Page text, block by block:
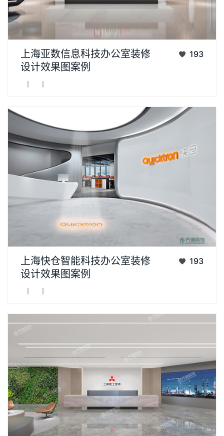
颁发机构亚数TrustAsia，构建品牌科技办公空间案例分享。亚洲
上海亚数信息科技办公室装修
设计效果图案例
193
丨 丨
办公室装修设计公司，10余年专注室内办公室设计与装修施工。
服务范畴：办公空间、商业空间、教育培训、售... ...
上海快仓智能科技办公室装修
设计效果图案例
193
丨 丨